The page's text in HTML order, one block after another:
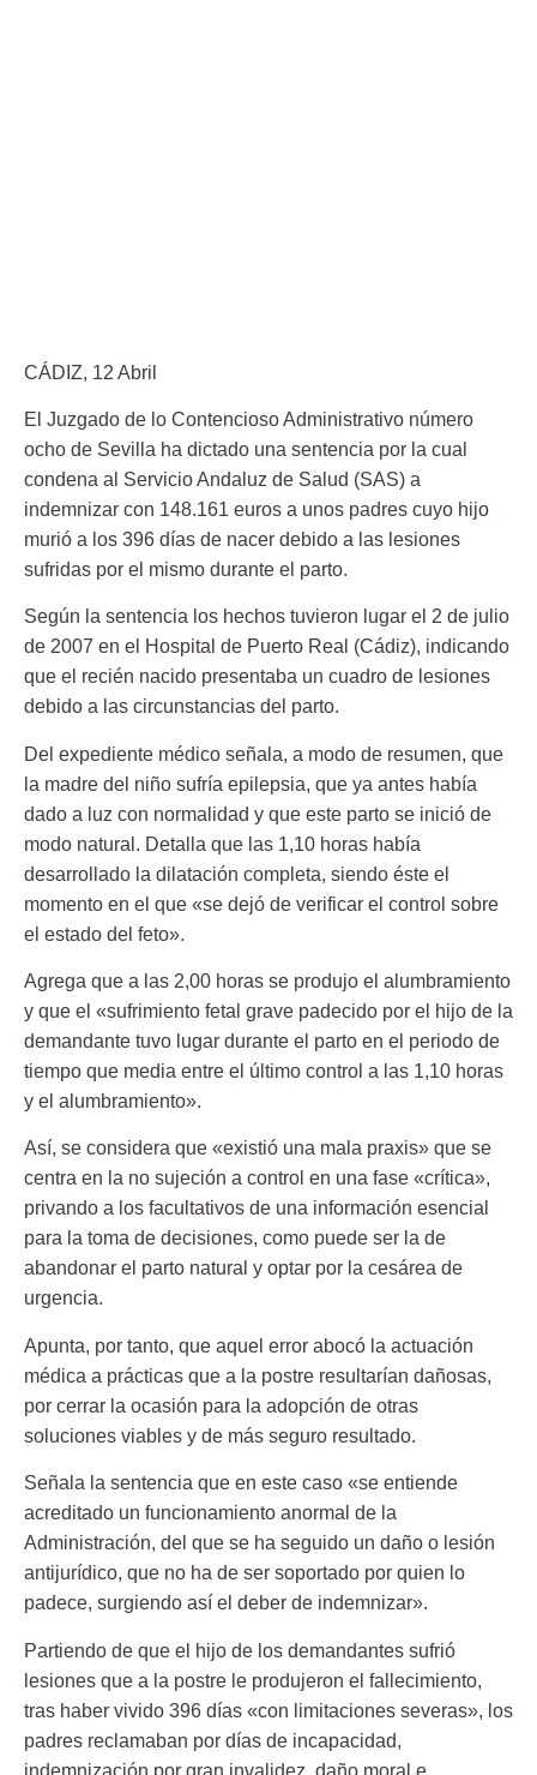
CÁDIZ, 12 Abril
El Juzgado de lo Contencioso Administrativo número
ocho de Sevilla ha dictado una sentencia por la cual
condena al Servicio Andaluz de Salud (SAS) a
indemnizar con 148.161 euros a unos padres cuyo hijo
murió a los 396 días de nacer debido a las lesiones
sufridas por el mismo durante el parto.
Según la sentencia los hechos tuvieron lugar el 2 de julio
de 2007 en el Hospital de Puerto Real (Cádiz), indicando
que el recién nacido presentaba un cuadro de lesiones
debido a las circunstancias del parto.
Del expediente médico señala, a modo de resumen, que
la madre del niño sufría epilepsia, que ya antes había
dado a luz con normalidad y que este parto se inició de
modo natural. Detalla que las 1,10 horas había
desarrollado la dilatación completa, siendo éste el
momento en el que «se dejó de verificar el control sobre
el estado del feto».
Agrega que a las 2,00 horas se produjo el alumbramiento
y que el «sufrimiento fetal grave padecido por el hijo de la
demandante tuvo lugar durante el parto en el periodo de
tiempo que media entre el último control a las 1,10 horas
y el alumbramiento».
Así, se considera que «existió una mala praxis» que se
centra en la no sujeción a control en una fase «crítica»,
privando a los facultativos de una información esencial
para la toma de decisiones, como puede ser la de
abandonar el parto natural y optar por la cesárea de
urgencia.
Apunta, por tanto, que aquel error abocó la actuación
médica a prácticas que a la postre resultarían dañosas,
por cerrar la ocasión para la adopción de otras
soluciones viables y de más seguro resultado.
Señala la sentencia que en este caso «se entiende
acreditado un funcionamiento anormal de la
Administración, del que se ha seguido un daño o lesión
antijurídico, que no ha de ser soportado por quien lo
padece, surgiendo así el deber de indemnizar».
Partiendo de que el hijo de los demandantes sufrió
lesiones que a la postre le produjeron el fallecimiento,
tras haber vivido 396 días «con limitaciones severas», los
padres reclamaban por días de incapacidad,
indemnización por gran invalidez, daño moral e